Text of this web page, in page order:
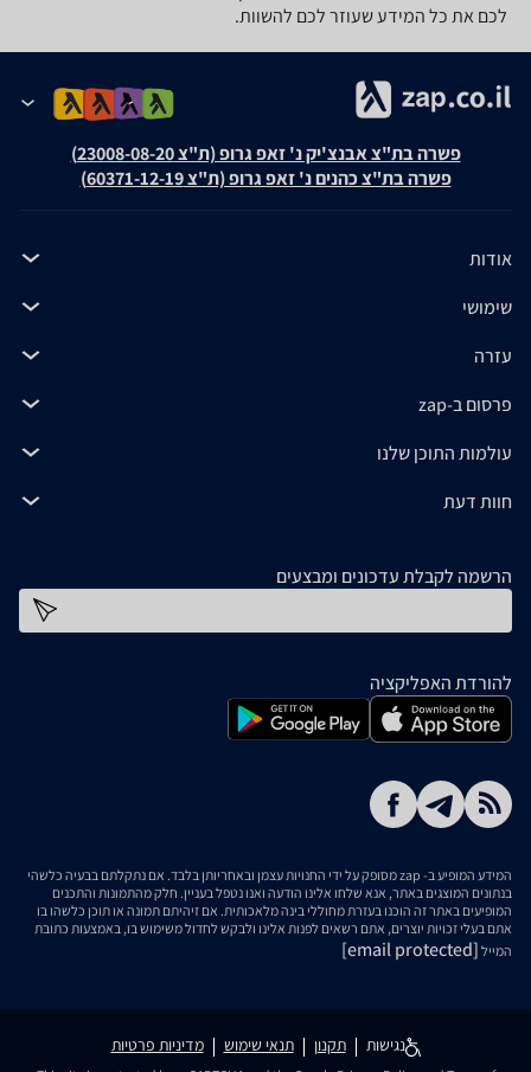
לכם את כל המידע שעוזר לכם להשוות.
פשרה בת"צ אבנצ'יק נ' זאפ גרופ (ת"צ 23008-08-20)
פשרה בת"צ כהנים נ' זאפ גרופ (ת"צ 60371-12-19)
אודות
שימושי
עזרה
פרסום ב-zap
עולמות התוכן שלנו
חוות דעת
הרשמה לקבלת עדכונים ומבצעים
להורדת האפליקציה
המידע המופיע ב- zap מסופק על ידי החנויות עצמן ובאחריותן בלבד. אם נתקלתם בבעיה כלשהי
בנתונים המוצגים באתר, אנא שלחו אלינו הודעה ואנו נטפל בעניין. חלק מהתמונות והתכנים
המופיעים באתר זה הוכנו בעזרת מחוללי בינה מלאכותית. אם זיהיתם תמונה או תוכן כלשהו בו
אתם בעלי זכויות יוצרים, אתם רשאים לפנות אלינו ולבקש לחדול משימוש בו, באמצעות כתובת
המייל [email protected]
נגישות תקנון תנאי שימוש מדיניות פרטיות